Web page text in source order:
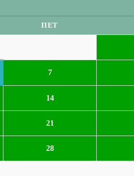
ПЕТ
7
14
21
28